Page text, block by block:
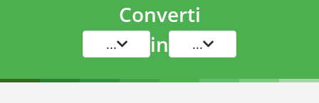
Converti
... in ...